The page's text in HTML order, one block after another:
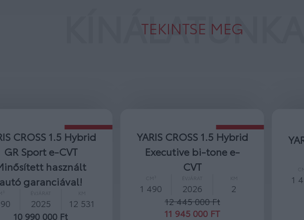
TEKINTSE MEG
CROSS 1.5 Hybrid
Executive bi-tone e-
CVT
2026
KM
2
12 445 000 Ft
11 945 000 FT
YARIS CROSS 1.5 Hybrid
Comfort e-CVT
ÉVJÁRAT
10 600 000 Ft
10 000 000 FT